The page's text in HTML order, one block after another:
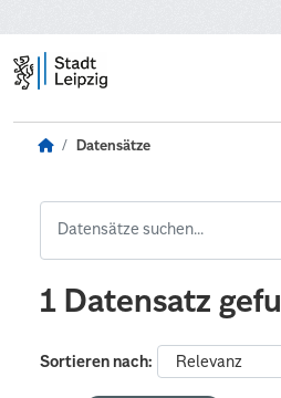
Datensätze
1 Datensatz
Sortieren nach